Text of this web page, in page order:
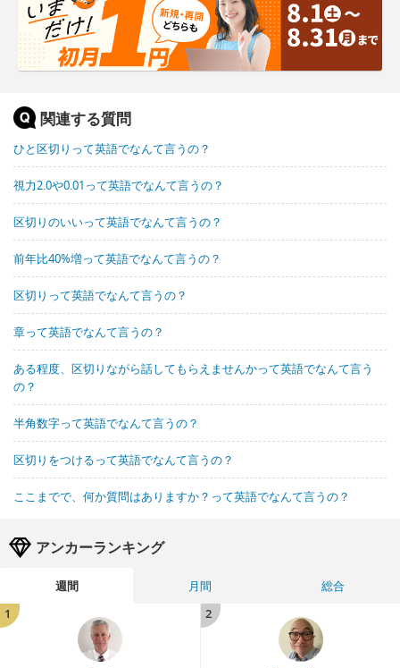
関連する質問
ひと区切りって英語でなんて言うの？
視力2.0や0.01って英語でなんて言うの？
区切りのいいって英語でなんて言うの？
前年比40%増って英語でなんて言うの？
区切りって英語でなんて言うの？
章って英語でなんて言うの？
ある程度、区切りながら話してもらえませんかって英語でなんて言う
の？
半角数字って英語でなんて言うの？
区切りをつけるって英語でなんて言うの？
ここまでで、何か質問はありますか？って英語でなんて言うの？
アンカーランキング
週間 月間
総合
1
2